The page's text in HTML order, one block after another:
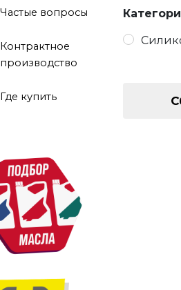
Частые вопросы
Контрактное
производство
Где купить